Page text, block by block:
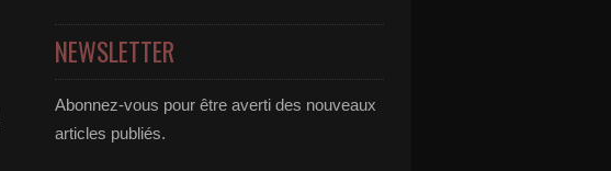
NEWSLETTER
Abonnez-vous pour être averti des nouveaux
articles publiés.